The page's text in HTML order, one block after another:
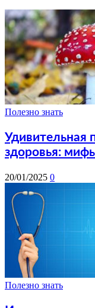
Полезно знать
Удивительная
здоровья:
20/01/2025 0
Полезно знать